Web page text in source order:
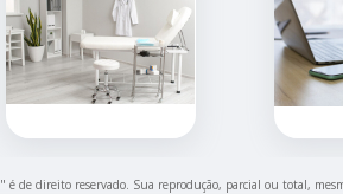
" é de direito reservado. Sua reprodução, parcial ou total,